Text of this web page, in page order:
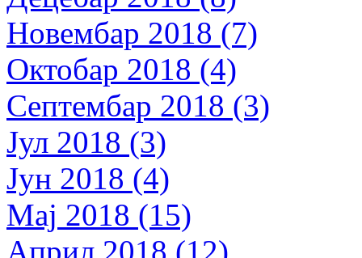
Новембар 2018 (7)
Октобар 2018 (4)
Септембар 2018 (3)
Јул 2018 (3)
Јун 2018 (4)
Мај 2018 (15)
Април 2018 (12)